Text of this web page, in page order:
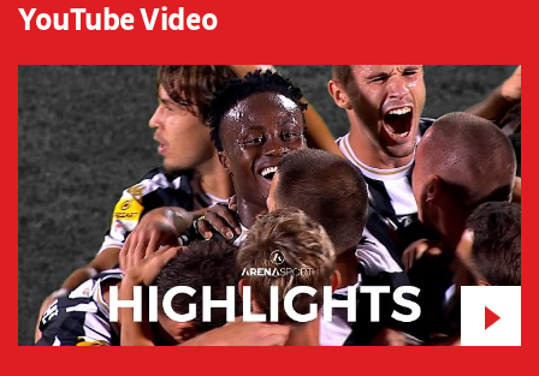
YouTube Video